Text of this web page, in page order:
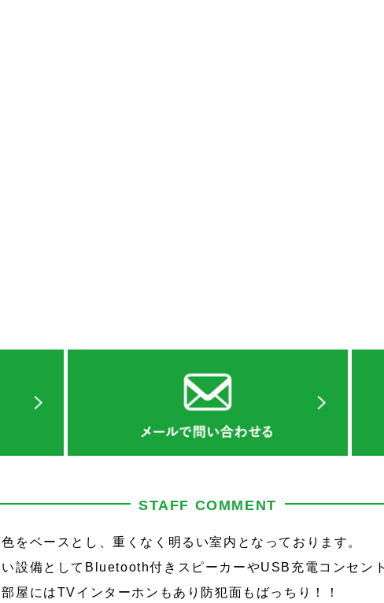
STAFF COMMENT
をベースとし、重くなく明るい室内となっております。
設備としてBluetooth付きスピーカーやUSB充電コンセン
屋にはTVインターホンもあり防犯面もばっちり！！